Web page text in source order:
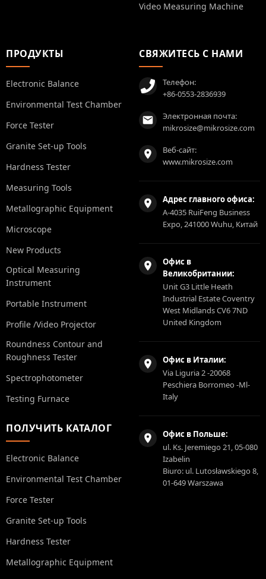
Video Measuring Machine
ПРОДУКТЫ
Electronic Balance
Environmental Test Chamber
Force Tester
Granite Set-up Tools
Hardness Tester
Measuring Tools
Metallographic Equipment
Microscope
New Products
Optical Measuring
Instrument
Portable Instrument
Profile /Video Projector
Roundness Contour and
Roughness Tester
Spectrophotometer
Testing Furnace
ПОЛУЧИТЬ КАТАЛОГ
Electronic Balance
Environmental Test Chamber
Force Tester
Granite Set-up Tools
Hardness Tester
Metallographic Equipment
СВЯЖИТЕСЬ С НАМИ
Телефон:
+86-0553-2836939
Электронная почта:
mikrosize@mikrosize.com
Веб-сайт:
www.mikrosize.com
Адрес главного офиса:
A-4035 RuiFeng Business
Expo, 241000 Wuhu, Китай
Офис в
Великобритании:
Unit G3 Little Heath
Industrial Estate Coventry
West Midlands CV6 7ND
United Kingdom
Офис в Италии:
Via Liguria 2 -20068
Peschiera Borromeo -Ml-
Italy
Офис в Польше:
ul. Ks. Jeremiego 21, 05-080
Izabelin
Biuro: ul. Lutosławskiego 8,
01-649 Warszawa